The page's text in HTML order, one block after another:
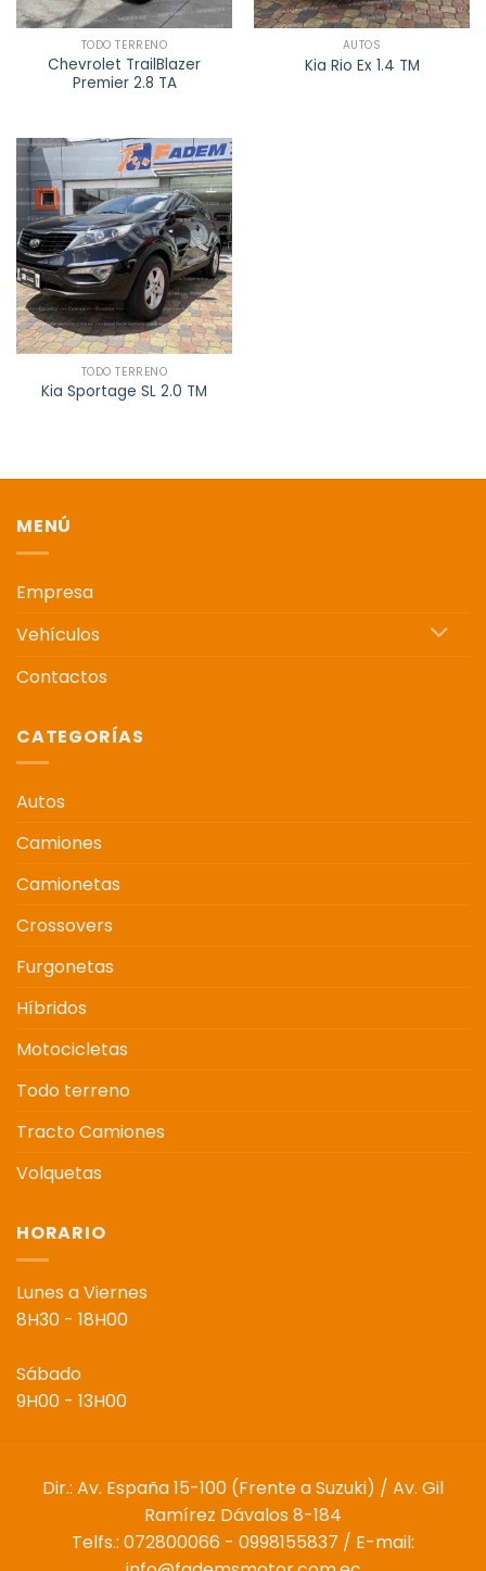
TODO TERRENO
Chevrolet TrailBlazer
Premier 2.8 TA
AUTOS
Kia Rio Ex 1.4 TM
TODO TERRENO
Kia Sportage SL 2.0 TM
MENÚ
Empresa
Vehículos
Contactos
CATEGORÍAS
Autos
Camiones
Camionetas
Crossovers
Furgonetas
Híbridos
Motocicletas
Todo terreno
Tracto Camiones
Volquetas
HORARIO
Lunes a Viernes
8H30 - 18H00
Sábado
9H00 - 13H00
Dir.: Av. España 15-100 (Frente a Suzuki) / Av. Gil
Ramírez Dávalos 8-184
Telfs.: 072800066 - 0998155837 / E-mail: